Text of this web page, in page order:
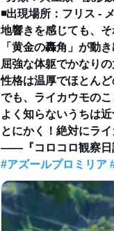
◾️出現場所：フリス -
地響きを感じても、そ
「黄金の轟角」が動
屈強な体躯でかなり
性格は温厚でほとん
でも、ライカウモの
よく知らないうちは近
とにかく！絶対にラ
#アズールプロミリア